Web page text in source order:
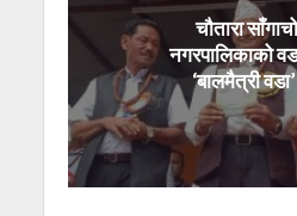
चौतारा
नगरपालिकाको
‘बालमैत्री